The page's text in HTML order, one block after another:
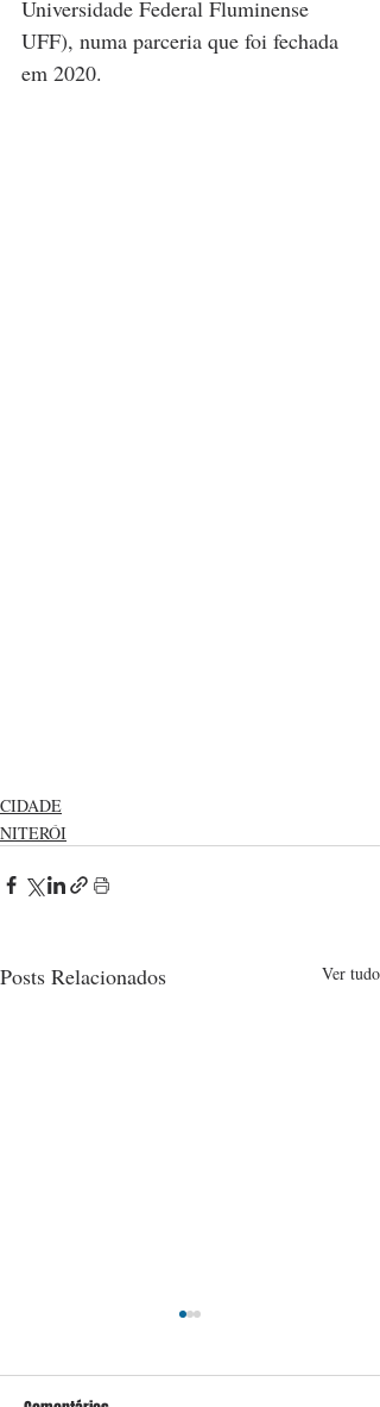
Universidade Federal Fluminense
UFF), numa parceria que foi fechada
em 2020.
CIDADE
NITERÓI
Posts Relacionados Ver tudo